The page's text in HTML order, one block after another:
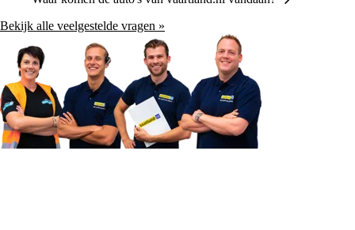
Bekijk alle veelgestelde vragen »